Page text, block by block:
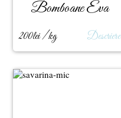
Bomboane Eva
200lei / kg Descriere